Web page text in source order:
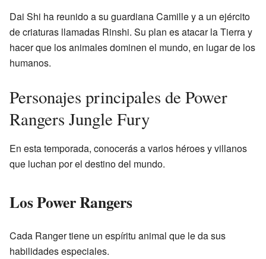
Dai Shi ha reunido a su guardiana Camille y a un ejército
de criaturas llamadas Rinshi. Su plan es atacar la Tierra y
hacer que los animales dominen el mundo, en lugar de los
humanos.
Personajes principales de Power
Rangers Jungle Fury
En esta temporada, conocerás a varios héroes y villanos
que luchan por el destino del mundo.
Los Power Rangers
Cada Ranger tiene un espíritu animal que le da sus
habilidades especiales.